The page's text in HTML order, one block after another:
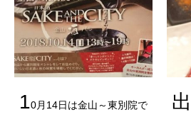
10月14日は金山～東別院で
出